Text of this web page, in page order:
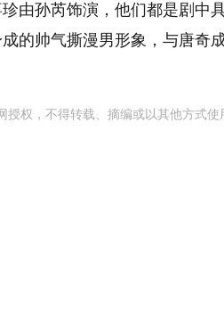
由孙芮饰演，他们都是剧中
的帅气撕漫男形象，与唐奇
权，不得转载、摘编或以其他方式使